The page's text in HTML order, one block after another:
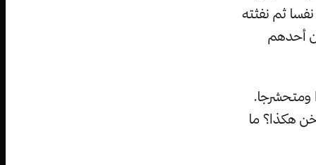
ثم نفثته
أحدهم
هكذا؟ ما